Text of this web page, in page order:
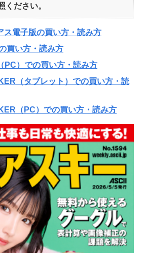
ください。
ス電子版の買い方・読み方
買い方・読み方
PC）での買い方・読み方
（タブレット）での買い方・読
（PC）での買い方・読み方